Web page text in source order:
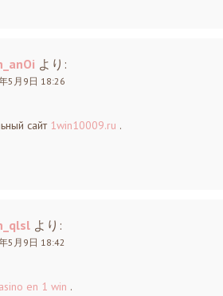
より:
5月9日 18:26
сайт 1win10009.ru .
より:
5月9日 18:42
en 1 win .